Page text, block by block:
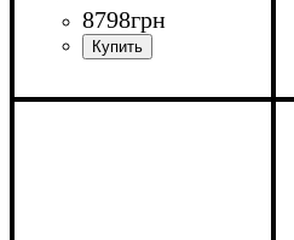
8798грн
Ширина: 120 см